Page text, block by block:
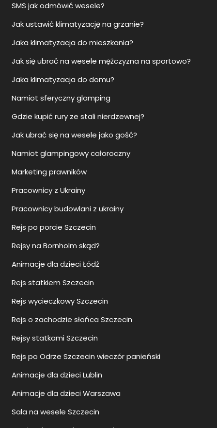
SMS jak odmówić wesele?
Jak ustawić klimatyzację na grzanie?
Jaka klimatyzacja do mieszkania?
Jak się ubrać na wesele mężczyzna na sportowo?
Jaka klimatyzacja do domu?
Namiot sferyczny glamping
Gdzie kupić rury ze stali nierdzewnej?
Jak ubrać się na wesele jako gość?
Namiot glampingowy całoroczny
Marketing prawników
Pracownicy z Ukrainy
Pracownicy budowlani z ukrainy
Rejs po porcie Szczecin
Rejsy na Bornholm skąd?
Animacje dla dzieci Łódź
Rejs statkiem Szczecin
Rejs wycieczkowy Szczecin
Rejs o zachodzie słońca Szczecin
Rejsy statkami Szczecin
Rejs po Odrze Szczecin wieczór panieński
Animacje dla dzieci Lublin
Animacje dla dzieci Warszawa
Sala na wesele Szczecin